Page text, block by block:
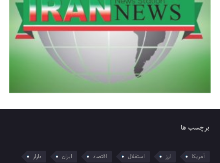
برچسب ها
آمریکا ارز استقلال اقتصاد ایران
بازار